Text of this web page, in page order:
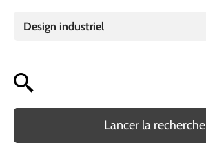
Design industriel
Lancer la recherche